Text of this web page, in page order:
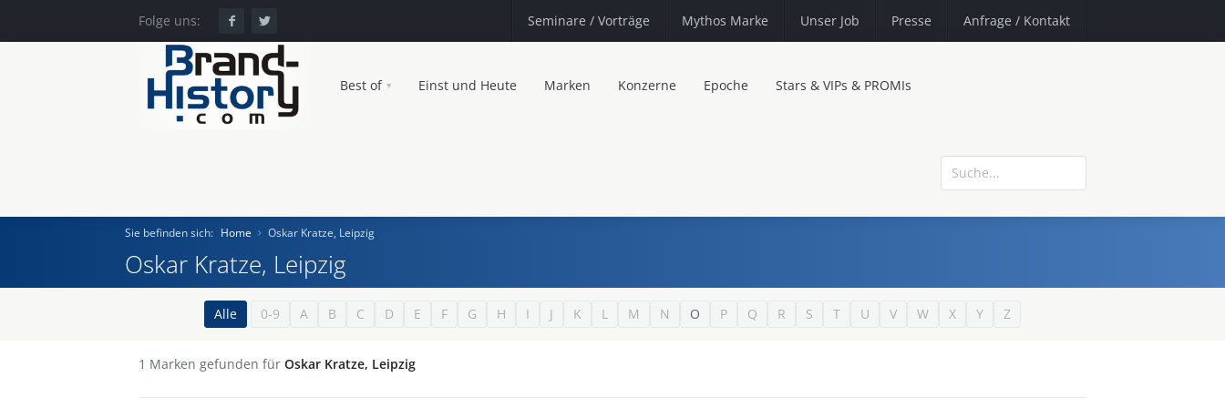
Folge uns: Seminare / Vorträge Mythos Marke Unser Job Presse Anfrage / Kontakt
Best of Einst und Heute Marken Konzerne Epoche Stars & VIPs & PROMIs
Sie befinden sich: Home Oskar Kratze, Leipzig
Oskar Kratze, Leipzig
Alle 0-9 A B C D E F G H I J K L M N O P Q R S T U V W X Y Z
1 Marken gefunden für Oskar Kratze, Leipzig